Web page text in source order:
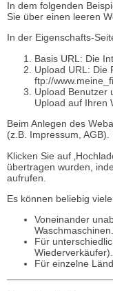
In dem folgenden
Sie über einen leeren
In der Eigenschafts-
Basis URL: Die
Upload URL: Die
ftp://
Upload Benutzer
Upload auf Ihren
Beim Anlegen des
(z.B. Impressum, AGB).
Klicken Sie auf
übertragen wurden,
aufrufen.
Es können beliebig
Voneinander
Für
Wiederverkäufer).
Für einzelne